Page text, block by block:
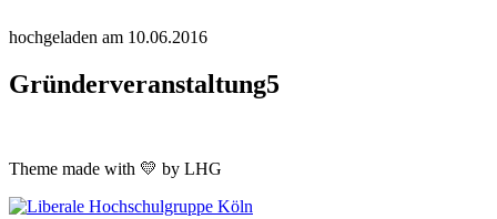
hochgeladen am 10.06.2016
Gründerveranstaltung5
Theme made with 💛 by LHG